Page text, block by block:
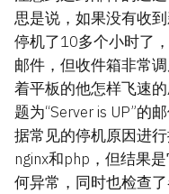
思是说，如果没有收
停机了10多个小时了
邮件，但收件箱非常
着平板的他怎样飞速
题为“Server is UP”的
据常见的停机原因进
nginx和php，但结果
何异常，同时也检查